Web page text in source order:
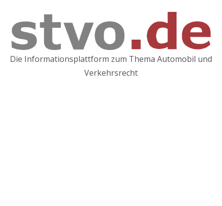
Inhalt
springen
Die Informationsplattform zum Thema Automobil und
Verkehrsrecht